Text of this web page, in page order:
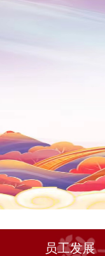
员工发展